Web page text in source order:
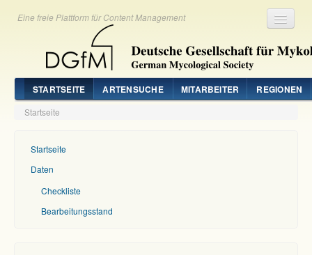
Eine freie Plattform für Content Management
STARTSEITE ARTENSUCHE MITARBEITER REGIONEN
Startseite
Startseite
Daten
Checkliste
Bearbeitungsstand